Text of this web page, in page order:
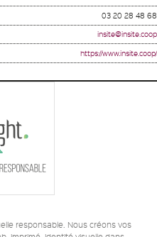
03 20 28 48 68
insite@insite.coop
https://www.insite.coop/
responsable. Nous créons vos